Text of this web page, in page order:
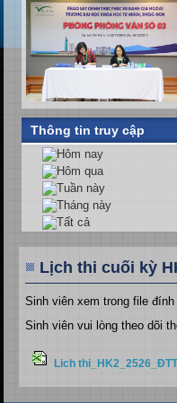
Thông tin truy cập
Lịch thi cuối kỳ
Sinh viên xem trong file đính
Sinh viên vui lòng theo dõi
Lich